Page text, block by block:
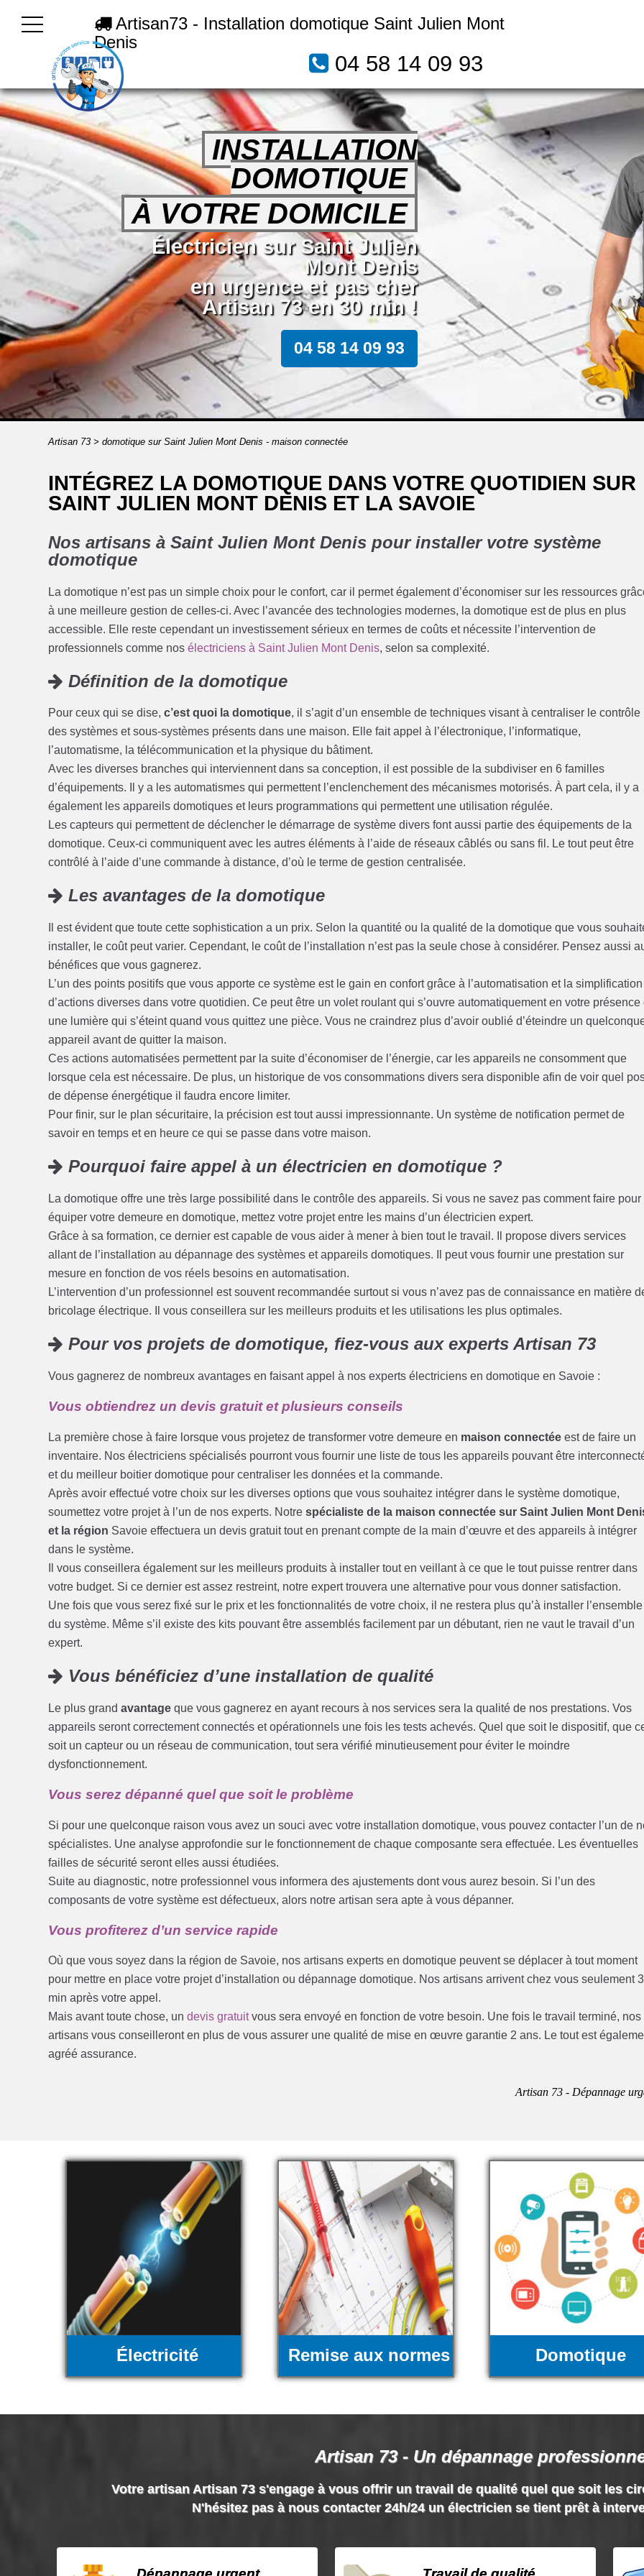
Artisan73 - Installation domotique Saint Julien Mont
Denis
04 58 14 09 93
INSTALLATION
DOMOTIQUE
À VOTRE DOMICILE
Électricien sur Saint Julien
Mont Denis
en urgence et pas cher
Artisan 73 en 30 min !
04 58 14 09 93
Artisan 73> domotique sur Saint Julien Mont Denis - maison connectée
INTÉGREZ LA DOMOTIQUE DANS VOTRE QUOTIDIEN SUR
SAINT JULIEN MONT DENIS ET LA SAVOIE
Nos artisans à Saint Julien Mont Denis pour installer votre système
domotique
La domotique n’est pas un simple choix pour le confort, car il permet également d’économiser sur les ressources
à une meilleure gestion de celles-ci. Avec l’avancée des technologies modernes, la domotique est de plus en plus
accessible. Elle reste cependant un investissement sérieux en termes de coûts et nécessite l’intervention de
professionnels comme nosélectriciens à Saint Julien Mont Denis, selon sa complexité.
Définition de la domotique
Pour ceux qui se dise,c’est quoi la domotique, il s’agit d’un ensemble de techniques visant à centraliser le contrôle
des systèmes et sous-systèmes présents dans une maison. Elle fait appel à l’électronique, l’informatique,
l’automatisme, la télécommunication et la physique du bâtiment.
Avec les diverses branches qui interviennent dans sa conception, il est possible de la subdiviser en 6 familles
d’équipements. Il y a les automatismes qui permettent l’enclenchement des mécanismes motorisés. À part cela, il y a
également les appareils domotiques et leurs programmations qui permettent une utilisation régulée.
Les capteurs qui permettent de déclencher le démarrage de système divers font aussi partie des équipements de la
domotique. Ceux-ci communiquent avec les autres éléments à l’aide de réseaux câblés ou sans fil. Le tout peut être
contrôlé à l’aide d’une commande à distance, d’où le terme de gestion centralisée.
Les avantages de la domotique
Il est évident que toute cette sophistication a un prix. Selon la quantité ou la qualité de la domotique que vous
installer, le coût peut varier. Cependant, le coût de l’installation n’est pas la seule chose à considérer. Pensez aussi
bénéfices que vous gagnerez.
L’un des points positifs que vous apporte ce système est le gain en confort grâce à l’automatisation et la simplification
d’actions diverses dans votre quotidien. Ce peut être un volet roulant qui s’ouvre automatiquement en votre présence
une lumière qui s’éteint quand vous quittez une pièce. Vous ne craindrez plus d’avoir oublié d’éteindre un
appareil avant de quitter la maison.
Ces actions automatisées permettent par la suite d’économiser de l’énergie, car les appareils ne consomment que
lorsque cela est nécessaire. De plus, un historique de vos consommations divers sera disponible afin de voir quel
de dépense énergétique il faudra encore limiter.
Pour finir, sur le plan sécuritaire, la précision est tout aussi impressionnante. Un système de notification permet de
savoir en temps et en heure ce qui se passe dans votre maison.
Pourquoi faire appel à un électricien en domotique ?
La domotique offre une très large possibilité dans le contrôle des appareils. Si vous ne savez pas comment faire pour
équiper votre demeure en domotique, mettez votre projet entre les mains d’un électricien expert.
Grâce à sa formation, ce dernier est capable de vous aider à mener à bien tout le travail. Il propose divers services
allant de l’installation au dépannage des systèmes et appareils domotiques. Il peut vous fournir une prestation sur
mesure en fonction de vos réels besoins en automatisation.
L’intervention d’un professionnel est souvent recommandée surtout si vous n’avez pas de connaissance en matière
bricolage électrique. Il vous conseillera sur les meilleurs produits et les utilisations les plus optimales.
Pour vos projets de domotique, fiez-vous aux experts Artisan 73
Vous gagnerez de nombreux avantages en faisant appel à nos experts électriciens en domotique en Savoie :
Vous obtiendrez un devis gratuit et plusieurs conseils
La première chose à faire lorsque vous projetez de transformer votre demeure en maison connectée est de faire un
inventaire. Nos électriciens spécialisés pourront vous fournir une liste de tous les appareils pouvant être
et du meilleur boitier domotique pour centraliser les données et la commande.
Après avoir effectué votre choix sur les diverses options que vous souhaitez intégrer dans le système domotique,
soumettez votre projet à l’un de nos experts. Notrespécialiste de la maison connectée sur Saint Julien Mont
et la région Savoie effectuera un devis gratuit tout en prenant compte de la main d’œuvre et des appareils à intégrer
dans le système.
Il vous conseillera également sur les meilleurs produits à installer tout en veillant à ce que le tout puisse rentrer dans
votre budget. Si ce dernier est assez restreint, notre expert trouvera une alternative pour vous donner satisfaction.
Une fois que vous serez fixé sur le prix et les fonctionnalités de votre choix, il ne restera plus qu’à installer l’ensemble
du système. Même s’il existe des kits pouvant être assemblés facilement par un débutant, rien ne vaut le travail d’un
expert.
Vous bénéficiez d’une installation de qualité
Le plus grandavantage que vous gagnerez en ayant recours à nos services sera la qualité de nos prestations. Vos
appareils seront correctement connectés et opérationnels une fois les tests achevés. Quel que soit le dispositif, que
soit un capteur ou un réseau de communication, tout sera vérifié minutieusement pour éviter le moindre
dysfonctionnement.
Vous serez dépanné quel que soit le problème
Si pour une quelconque raison vous avez un souci avec votre installation domotique, vous pouvez contacter l’un de
spécialistes. Une analyse approfondie sur le fonctionnement de chaque composante sera effectuée. Les éventuelles
failles de sécurité seront elles aussi étudiées.
Suite au diagnostic, notre professionnel vous informera des ajustements dont vous aurez besoin. Si l’un des
composants de votre système est défectueux, alors notre artisan sera apte à vous dépanner.
Vous profiterez d’un service rapide
Où que vous soyez dans la région de Savoie, nos artisans experts en domotique peuvent se déplacer à tout moment
pour mettre en place votre projet d’installation ou dépannage domotique. Nos artisans arrivent chez vous seulement
min après votre appel.
Mais avant toute chose, undevis gratuitvous sera envoyé en fonction de votre besoin. Une fois le travail terminé, nos
artisans vous conseilleront en plus de vous assurer une qualité de mise en œuvre garantie 2 ans. Le tout est
agréé assurance.
Artisan 73 - Dépannage
Électricité Remise aux normes Domotique
Artisan 73 - Un dépannage
Votre artisan Artisan 73 s'engage à vous offrir un travail de qualité quel que soit les
N'hésitez pas à nous contacter 24h/24 un électricien se tient prêt à